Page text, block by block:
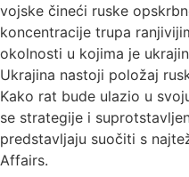
vojske čineći ruske
koncentracije trupa
okolnosti u kojima je
Ukrajina nastoji položaj
Kako rat bude ulazio u
se strategije i
predstavljaju suočiti s
Affairs.